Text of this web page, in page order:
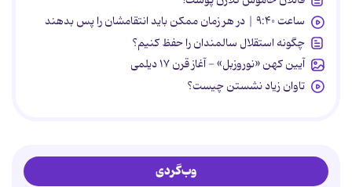
ساعت ۹:۴۰ | در هر زمان ممکن باید انتقامشان را پس بدهند
چگونه استقلال سالمندان را حفظ کنیم؟
آیین کهن «نوروزبل» - آغاز قرن ۱۷ دیلمی
تاوان زیاد نشستن چیست؟
وب‌گردی